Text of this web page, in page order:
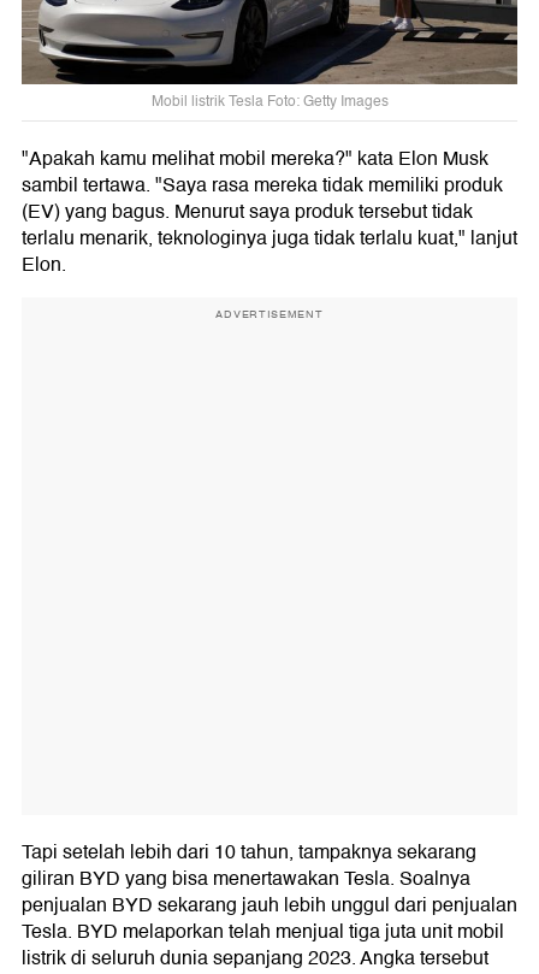
Mobil listrik Tesla Foto: Getty Images
"Apakah kamu melihat mobil mereka?" kata Elon Musk
sambil tertawa. "Saya rasa mereka tidak memiliki produk
(EV) yang bagus. Menurut saya produk tersebut tidak
terlalu menarik, teknologinya juga tidak terlalu kuat," lanjut
Elon.
ADVERTISEMENT
Tapi setelah lebih dari 10 tahun, tampaknya sekarang
giliran BYD yang bisa menertawakan Tesla. Soalnya
penjualan BYD sekarang jauh lebih unggul dari penjualan
Tesla. BYD melaporkan telah menjual tiga juta unit mobil
listrik di seluruh dunia sepanjang 2023. Angka tersebut